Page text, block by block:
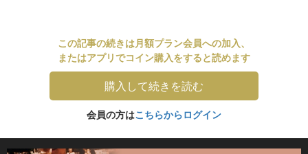
この記事の続きは月額プラン会員への加入、
またはアプリでコイン購入をすると読めます
購入して続きを読む
会員の方はこちらからログイン